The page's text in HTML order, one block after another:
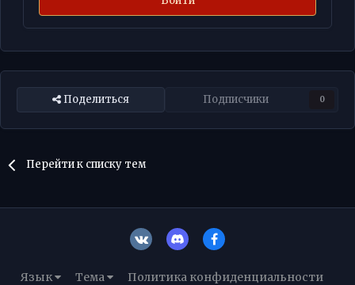
Поделиться Подписчики 0
Перейти к списку тем
Язык Тема Политика конфиденциальности